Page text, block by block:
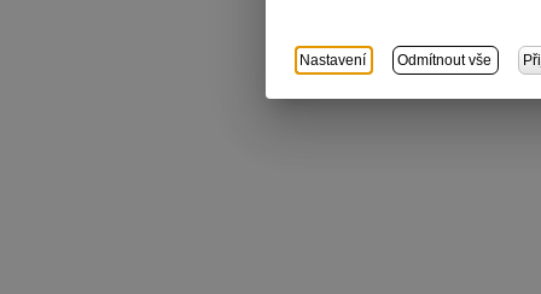
Nastavení Odmítnout vše